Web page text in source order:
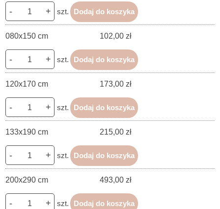
- + szt. Dodaj do koszyka
080x150 cm 102,00 zł
- + szt. Dodaj do koszyka
120x170 cm 173,00 zł
- + szt. Dodaj do koszyka
133x190 cm 215,00 zł
- + szt. Dodaj do koszyka
200x290 cm 493,00 zł
- + szt. Dodaj do koszyka